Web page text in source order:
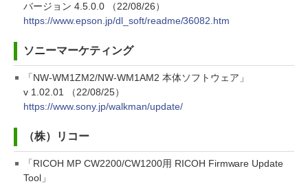
バージョン 4.5.0.0 （22/08/26）
https://www.epson.jp/dl_soft/readme/36082.htm
ソニーマーケティング
「NW-WM1ZM2/NW-WM1AM2 本体ソフトウェア」
v 1.02.01 （22/08/25）
https://www.sony.jp/walkman/update/
（株）リコー
「RICOH MP CW2200/CW1200用 RICOH Firmware Update
Tool」